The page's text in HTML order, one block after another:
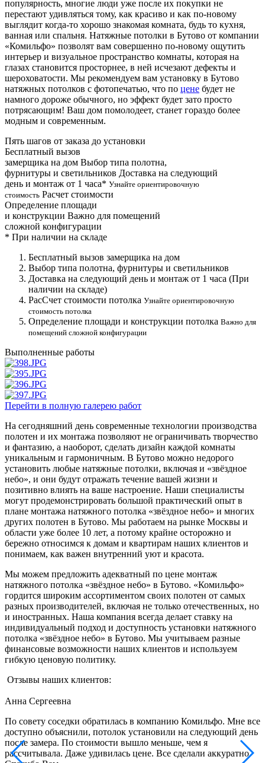
популярность, многие люди уже после их покупки не
перестают удивляться тому, как красиво и как по-новому
выглядит когда-то хорошо знакомая комната, будь то кухня,
ванная или спальня. Натяжные потолки в Бутово от компании
«Комильфо» позволят вам совершенно по-новому ощутить
интерьер и визуальное пространство комнаты, которая на
глазах становится просторнее, в ней исчезают дефекты и
шероховатости. Мы рекомендуем вам установку в Бутово
натяжных потолков с фотопечатью, что по цене будет не
намного дороже обычного, но эффект будет зато просто
потрясающим! Ваш дом помолодеет, станет гораздо более
модным и современным.
Пять шагов от заказа до установки
Бесплатный вызов
замерщика на дом Выбор типа полотна,
фурнитуры и светильников Доставка на следующий
день и монтаж от 1 часа* Узнайте ориентировочную
стоимость Расчет стоимости
Определение площади
и конструкции Важно для помещений
сложной конфигурации
* При наличии на складе
Бесплатный вызов замерщика на дом
Выбор типа полотна, фурнитуры и светильников
Доставка на следующий день и монтаж от 1 часа (При
наличии на складе)
РасСчет стоимости потолка Узнайте ориентировочную
стоимость потолка
Определение площади и конструкции потолка Важно для
помещений сложной конфигурации
Выполненные работы
Перейти в полную галерею работ
На сегодняшний день современные технологии производства
полотен и их монтажа позволяют не ограничивать творчество
и фантазию, а наоборот, сделать дизайн каждой комнаты
уникальным и гармоничным. В Бутово можно недорого
установить любые натяжные потолки, включая и «звёздное
небо», и они будут отражать течение вашей жизни и
позитивно влиять на ваше настроение. Наши специалисты
могут продемонстрировать большой практический опыт в
плане монтажа натяжного потолка «звёздное небо» и многих
других полотен в Бутово. Мы работаем на рынке Москвы и
области уже более 10 лет, а потому крайне осторожно и
бережно относимся к домам и квартирам наших клиентов и
понимаем, как важен внутренний уют и красота.
Мы можем предложить адекватный по цене монтаж
натяжного потолка «звёздное небо» в Бутово. «Комильфо»
гордится широким ассортиментом своих полотен от самых
разных производителей, включая не только отечественных, но
и иностранных. Наша компания всегда делает ставку на
индивидуальный подход и доступность установки натяжного
потолка «звёздное небо» в Бутово. Мы учитываем разные
финансовые возможности наших клиентов и используем
гибкую ценовую политику.
Отзывы наших клиентов:
Анна Сергеевна
По совету соседки обратилась в компанию Комильфо. Мне все
доступно объяснили, потолок установили на следующий день
после замера. По стоимости вышло меньше, чем я
рассчитывала. Даже удивилась цене. Все сделали аккуратно.